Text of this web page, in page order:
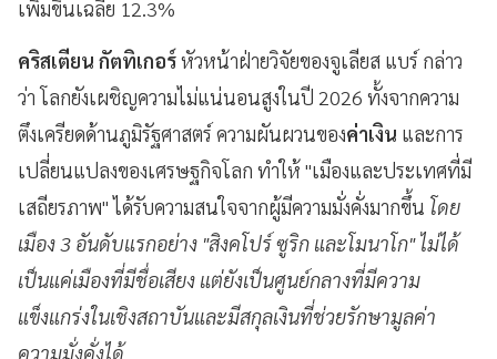
เพิ่มขึ้นเฉลี่ย 12.3%
คริสเตียน กัตทิเกอร์หัวหน้าฝ่ายวิจัยของจูเลียส แบร์ กล่าว
ว่า โลกยังเผชิญความไม่แน่นอนสูงในปี 2026 ทั้งจากความ
ตึงเครียดด้านภูมิรัฐศาสตร์ ความผันผวนของค่าเงิน และการ
เปลี่ยนแปลงของเศรษฐกิจโลก ทำให้ "เมืองและประเทศที่มี
เสถียรภาพ" ได้รับความสนใจจากผู้มีความมั่งคั่งมากขึ้น โดย
เมือง 3 อันดับแรกอย่าง "สิงคโปร์ ซูริก และโมนาโก" ไม่ได้
เป็นแค่เมืองที่มีชื่อเสียง แต่ยังเป็นศูนย์กลางที่มีความ
แข็งแกร่งในเชิงสถาบันและมีสกุลเงินที่ช่วยรักษามูลค่า
ความมั่งคั่งได้